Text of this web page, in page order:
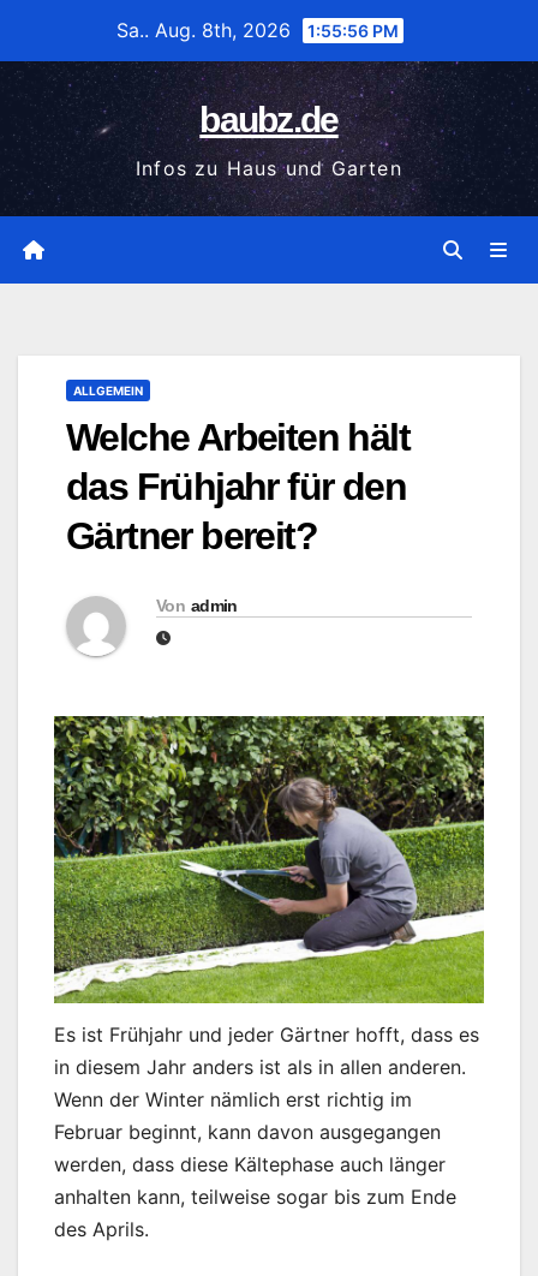
wechseln
Sa.. Aug. 8th, 2026 1:55:57 PM
baubz.de
Infos zu Haus und Garten
ALLGEMEIN
Welche Arbeiten hält
das Frühjahr für den
Gärtner bereit?
Von admin
Es ist Frühjahr und jeder Gärtner hofft, dass es
in diesem Jahr anders ist als in allen anderen.
Wenn der Winter nämlich erst richtig im
Februar beginnt, kann davon ausgegangen
werden, dass diese Kältephase auch länger
anhalten kann, teilweise sogar bis zum Ende
des Aprils.